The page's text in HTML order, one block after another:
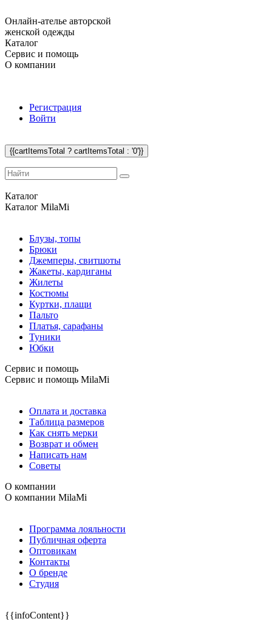
Онлайн-ателье авторской
женской одежды
Каталог
Сервис и помощь
О компании
Регистрация
Войти
{{cartItemsTotal ? cartItemsTotal : '0'}}
Каталог
Каталог MilaMi
Блузы, топы
Брюки
Джемперы, свитшоты
Жакеты, кардиганы
Жилеты
Костюмы
Куртки, плащи
Пальто
Платья, сарафаны
Туники
Юбки
Сервис и помощь
Сервис и помощь MilaMi
Оплата и доставка
Таблица размеров
Как снять мерки
Возврат и обмен
Написать нам
Советы
О компании
О компании MilaMi
Программа лояльности
Публичная оферта
Оптовикам
Контакты
О бренде
Студия
{{infoContent}}